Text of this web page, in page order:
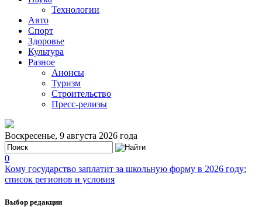
Технологии
Авто
Спорт
Здоровье
Культура
Разное
Анонсы
Туризм
Строительство
Пресс-релизы
Воскресенье, 9 августа 2026 года
0
Кому государство заплатит за школьную форму в 2026 году:
список регионов и условия
Выбор редакции